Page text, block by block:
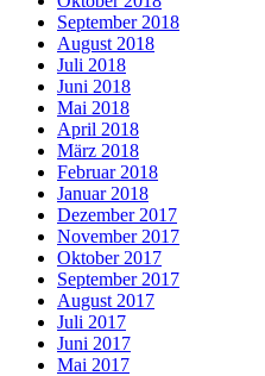
September 2018
August 2018
Juli 2018
Juni 2018
Mai 2018
April 2018
März 2018
Februar 2018
Januar 2018
Dezember 2017
November 2017
Oktober 2017
September 2017
August 2017
Juli 2017
Juni 2017
Mai 2017